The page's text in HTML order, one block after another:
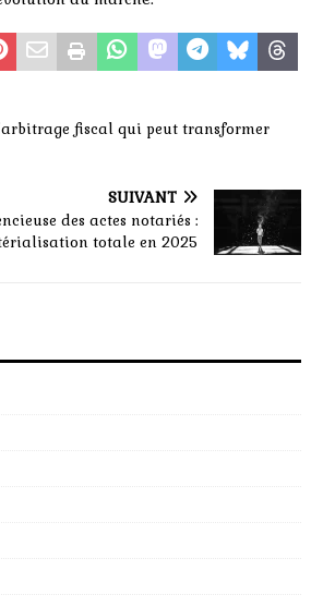
fiscal qui peut transformer
SUIVANT
des actes notariés :
totale en 2025